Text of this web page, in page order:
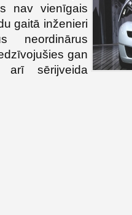
nav vienīgais
gaitā inženieri
neordinārus
gan
arī sērijveida